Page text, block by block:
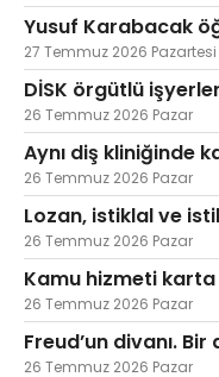
Yusuf Karabacak
27 Temmuz 2026 Pazartesi
DİSK örgütlü
26 Temmuz 2026 Pazar
Aynı diş kliniğinde
26 Temmuz 2026 Pazar
Lozan, istiklal ve
26 Temmuz 2026 Pazar
Kamu hizmeti
26 Temmuz 2026 Pazar
Freud’un divanı. Bir
26 Temmuz 2026 Pazar